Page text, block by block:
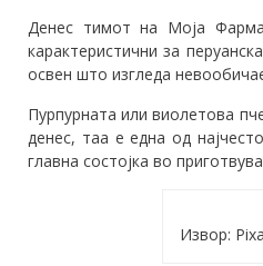
Денес тимот на Моја
карактеристични за
освен што изгледа
Пурпурната или виолетова
денес, таа е една од
главна состојка во
Извор: